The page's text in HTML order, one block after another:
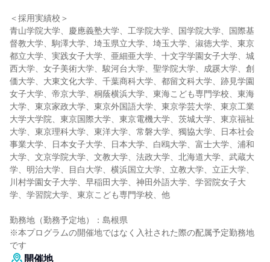
＜採用実績校＞
青山学院大学、慶應義塾大学、工学院大学、国学院大学、国際基
督教大学、駒澤大学、埼玉県立大学、埼玉大学、淑徳大学、東京
都立大学、実践女子大学、亜細亜大学、十文字学園女子大学、城
西大学、女子美術大学、駿河台大学、聖学院大学、成蹊大学、創
価大学、大東文化大学、千葉商科大学、都留文科大学、跡見学園
女子大学、帝京大学、桐蔭横浜大学、東海こども専門学校、東海
大学、東京家政大学、東京外国語大学、東京学芸大学、東京工業
大学大学院、東京国際大学、東京電機大学、茨城大学、東京福祉
大学、東京理科大学、東洋大学、常磐大学、獨協大学、日本社会
事業大学、日本女子大学、日本大学、白鴎大学、富士大学、浦和
大学、文京学院大学、文教大学、法政大学、北海道大学、武蔵大
学、明治大学、目白大学、横浜国立大学、立教大学、立正大学、
川村学園女子大学、早稲田大学、神田外語大学、学習院女子大
学、学習院大学、東京こども専門学校、他
勤務地（勤務予定地）：島根県
※本プログラムの開催地ではなく入社された際の配属予定勤務地
です
開催地